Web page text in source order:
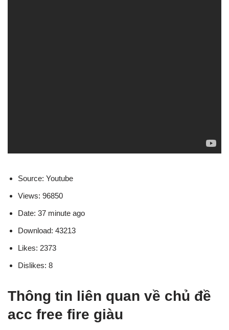
Source: Youtube
Views: 96850
Date: 37 minute ago
Download: 43213
Likes: 2373
Dislikes: 8
Thông tin liên quan về chủ đề
acc free fire giàu